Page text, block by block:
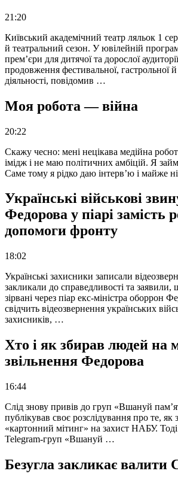
21:20
Київський академічний театр ляльок 1
й театральний сезон. У ювілейній
прем’єри для дитячої та дорослої
продовження фестивальної, гастрольної й
діяльності, повідомив …
Моя робота — війна
20:22
Скажу чесно: мені нецікава медійна
імідж і не маю політичних амбіцій. Я
Саме тому я рідко даю інтерв’ю і майже
Українські військові
Федорова у піарі замість
допомоги фронту
18:02
Українські захисники записали
закликали до справедливості та заявили,
зірвані через піар екс-міністра оборрон
свідчить відеозвернення українських
захисників, …
Хто і як збирав людей на
звільнення Федорова
16:44
Слід знову привів до груп «Вшануй
публікував своє розслідування про те,
«картонний мітинг» на захист НАБУ.
Telegram-груп «Вшануй …
Безугла закликає валити